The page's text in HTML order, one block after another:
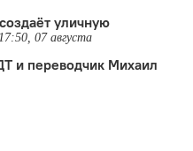
уличную
07 августа
и переводчик Михаил